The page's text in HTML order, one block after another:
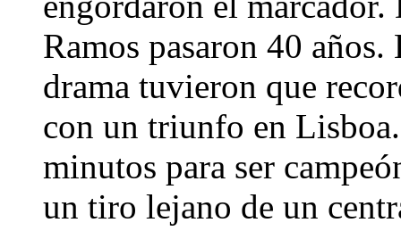
Ramos pasaron 40
drama tuvieron que
con un triunfo en
minutos para ser
un tiro lejano de un